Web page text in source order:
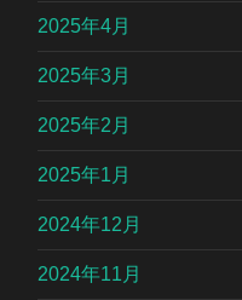
2025年4月
2025年3月
2025年2月
2025年1月
2024年12月
2024年11月